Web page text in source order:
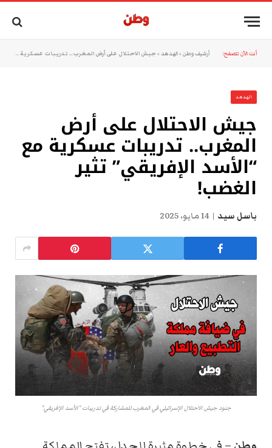
أنت الآن تتصفح: أرشيف وطن »الهدهد »جيش الاحتلال على أرض المغرب.. تدريبات عسكرية مع “الأسد الإفريقي” تثير الغضب!
الهدهد
جيش الاحتلال على أرض
المغرب.. تدريبات عسكرية مع
“الأسد الإفريقي” تثير
الغضب!
باسل سيد 14 مايو، 2025
جنود جيش الاحتلال الإسرائيلي في المغرب للمشاركة في تدريبات "الأسد الإفريقي"